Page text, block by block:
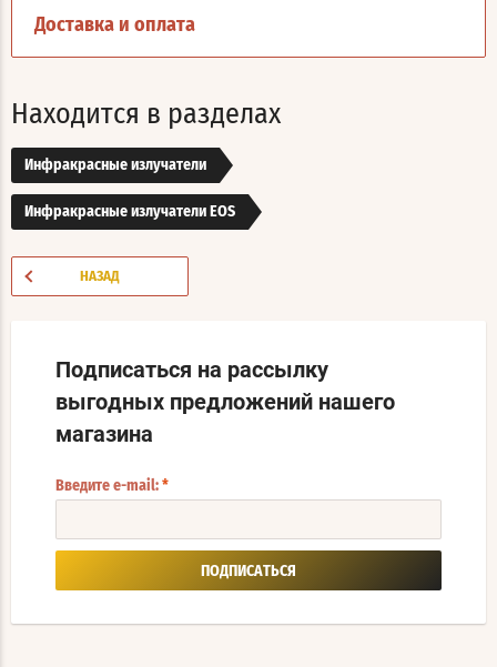
Доставка и оплата
Находится в разделах
Инфракрасные излучатели
Инфракрасные излучатели EOS
НАЗАД
Подписаться на рассылку
выгодных предложений нашего
магазина
Введите e-mail: *
ПОДПИСАТЬСЯ